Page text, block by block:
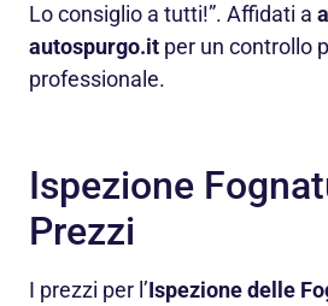
Lo consiglio a tutti!”. Affidati a
autospurgo.it per un controllo
professionale.
Ispezione
Prezzi
I prezzi per l’Ispezione delle